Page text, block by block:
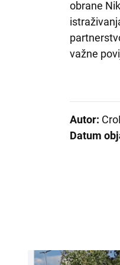
obrane
važne
Autor:
Datum